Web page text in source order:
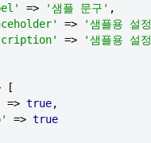
=> '샘플 문구' ,
=> '샘플용 설
=> '샘플용 설
[
=> true,
=> true